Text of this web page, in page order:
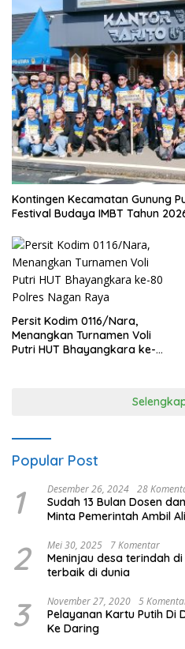
Kontingen Kecamatan Gunung
Festival Budaya IMBT Tahun
Persit Kodim 0116/Nara,
Menangkan Turnamen Voli
Putri HUT Bhayangkara ke-
Popular Post
1 Desember 26, 2024 28
Sudah 13 Bulan Dosen
Minta Pemerintah Ambil
2 Mei 30, 2025 7 Komentar
Meninjau desa terindah
terbaik di dunia
3 November 27, 2020 5
Pelayanan Kartu Putih Di
Ke Daring